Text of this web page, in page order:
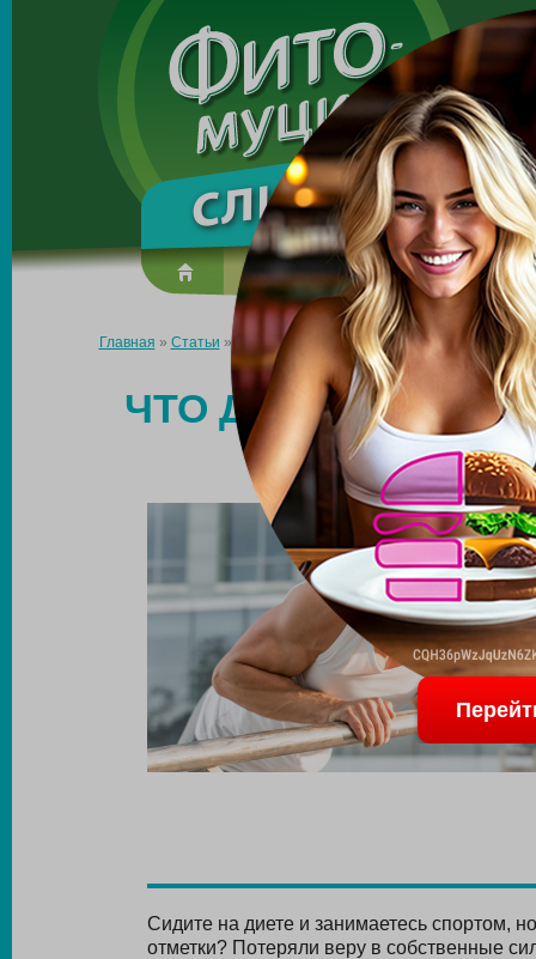
Made in the UK
О препарате Усиль эффект
Главная » Статьи »Что делать, если объемы уходят, а вес
ЧТО ДЕЛАТЬ,
Сидите на диете и занимаетесь спортом,
отметки? Потеряли веру в собственные